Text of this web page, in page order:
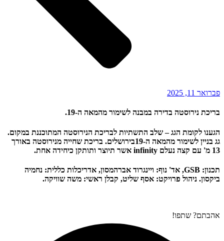
פברואר 11, 2025
בריכת נירוסטה בדירה במבנה לשימור מהמאה ה-19.
הגענו לקומת הגג – שלב התשתיות לבריכת הנירוסטה המתוכננת במקום.
גג בניין לשימור מהמאה ה-19בירושלים. בריכת שחייה מנירוסטה באורך
13 מ' עם קצה נעלם infinity אשר תיוצר ותותקן כיחידה אחת.
תכנון: GSB, אד' נוף: ויינגרוד אברהמסון, אדריכלות כללית: נחמיה
ביקסון. ניהול פרויקט: אסף שליט, קבלן ראשי: משה שוויקה.
אהבתם? שתפו!